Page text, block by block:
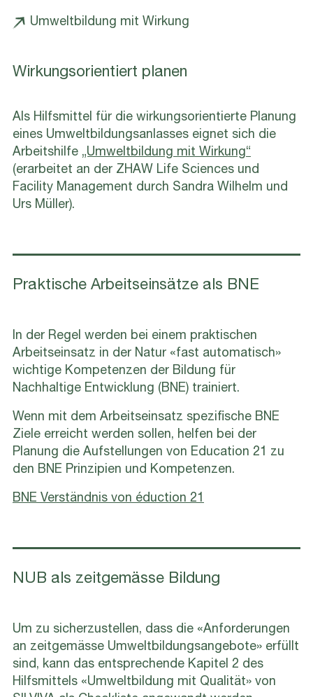
Umweltbildung mit Wirkung
Wirkungsorientiert planen
Als Hilfsmittel für die wirkungsorientierte Planung
eines Umweltbildungsanlasses eignet sich die
Arbeitshilfe „Umweltbildung mit Wirkung“
(erarbeitet an der ZHAW Life Sciences und
Facility Management durch Sandra Wilhelm und
Urs Müller).
Praktische Arbeitseinsätze als BNE
In der Regel werden bei einem praktischen
Arbeitseinsatz in der Natur «fast automatisch»
wichtige Kompetenzen der Bildung für
Nachhaltige Entwicklung (BNE) trainiert.
Wenn mit dem Arbeitseinsatz spezifische BNE
Ziele erreicht werden sollen, helfen bei der
Planung die Aufstellungen von Education 21 zu
den BNE Prinzipien und Kompetenzen.
BNE Verständnis von éduction 21
NUB als zeitgemässe Bildung
Um zu sicherzustellen, dass die «Anforderungen
an zeitgemässe Umweltbildungsangebote» erfüllt
sind, kann das entsprechende Kapitel 2 des
Hilfsmittels «Umweltbildung mit Qualität» von